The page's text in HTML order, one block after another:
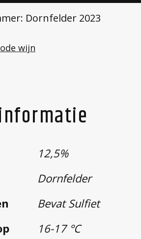
Dornfelder 2023
wijn
12,5%
Dornfelder
Bevat Sulfiet
16-17 °C